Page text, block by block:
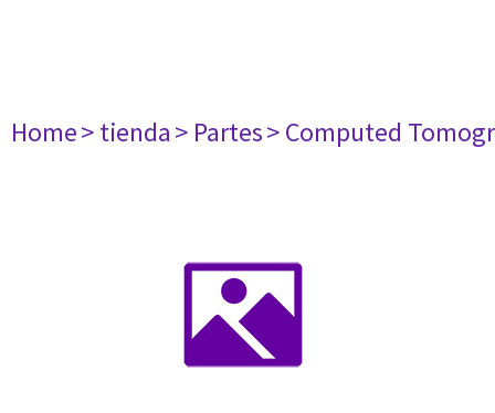
Home> tienda> Partes> Computed